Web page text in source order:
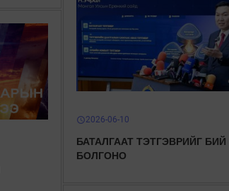
schedule2026-06-10
БАТАЛГААТ ТЭТГЭВРИЙГ БИЙ
БОЛГОНО